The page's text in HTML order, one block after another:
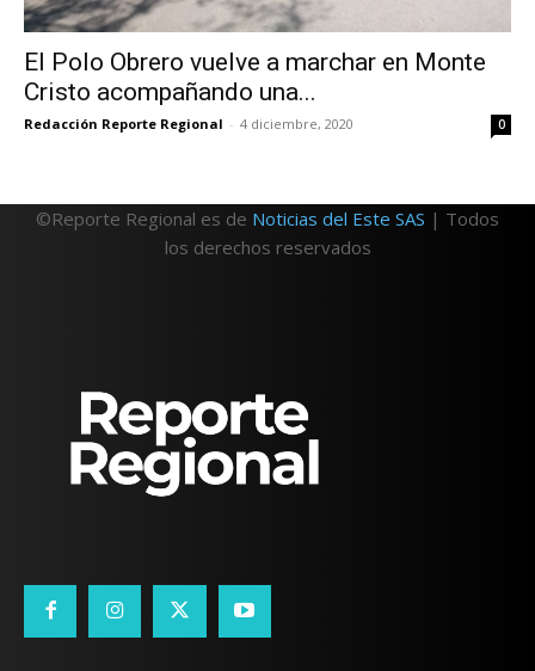
El Polo Obrero vuelve a marchar en Monte
Cristo acompañando una...
Redacción Reporte Regional - 4 diciembre, 2020 0
©Reporte Regional es de Noticias del Este SAS | Todos
los derechos reservados